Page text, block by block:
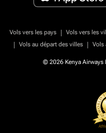
Vols vers les pays | Vols vers les
|
Vols au départ des villes | Vols
© 2026 Kenya Airways